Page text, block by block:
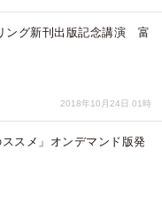
ング新刊出版記念講演 富
2018年10月24日 01時
スメ」オンデマンド版発